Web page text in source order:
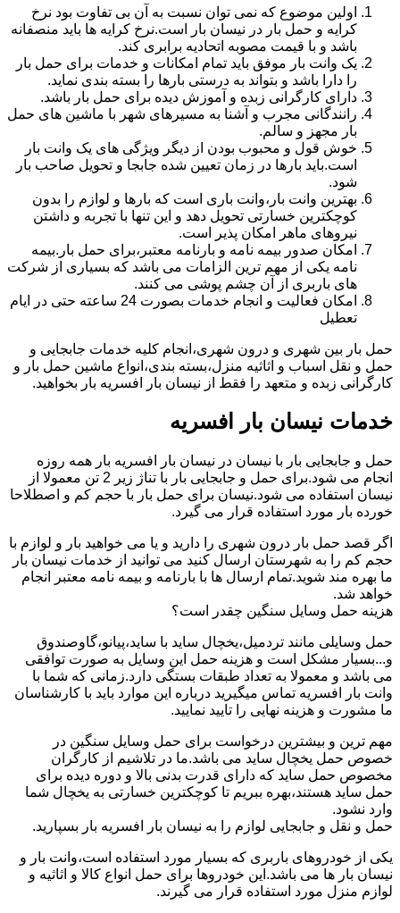
اولین موضوع که نمی توان نسبت به آن بی تفاوت بود نرخ
کرایه و حمل بار در نیسان بار است.نرخ کرایه ها باید منصفانه
باشد و با قیمت مصوبه اتحادیه برابری کند.
یک وانت بار موفق باید تمام امکانات و خدمات برای حمل بار
را دارا باشد و بتواند به درستی بارها را بسته بندی نماید.
دارای کارگرانی زبده و آموزش دیده برای حمل بار باشد.
رانندگانی مجرب و آشنا به مسیرهای شهر با ماشین های حمل
بار مجهز و سالم.
خوش قول و محبوب بودن از دیگر ویژگی های یک وانت بار
است.باید بارها در زمان تعیین شده جابجا و تحویل صاحب بار
شود.
بهترین وانت بار،وانت باری است که بارها و لوازم را بدون
کوچکترین خسارتی تحویل دهد و این تنها با تجربه و داشتن
نیروهای ماهر امکان پذیر است.
امکان صدور بیمه نامه و بارنامه معتبر،برای حمل بار.بیمه
نامه یکی از مهم ترین الزامات می باشد که بسیاری از شرکت
های باربری از آن چشم پوشی می کنند.
امکان فعالیت و انجام خدمات بصورت 24 ساعته حتی در ایام
تعطیل
حمل بار بین شهری و درون شهری،انجام کلیه خدمات جابجایی و
حمل و نقل اسباب و اثاثیه منزل،بسته بندی،انواع ماشین حمل بار و
کارگرانی زبده و متعهد را فقط از نیسان بار افسریه بار بخواهید.
خدمات نیسان بار افسریه
حمل و جابجایی بار با نیسان در نیسان بار افسریه بار همه روزه
انجام می شود.برای حمل و جابجایی بار با تناژ زیر 2 تن معمولا از
نیسان استفاده می شود.نیسان برای حمل بار با حجم کم و اصطلاحا
خورده بار مورد استفاده قرار می گیرد.
اگر قصد حمل بار درون شهری را دارید و یا می خواهید بار و لوازم با
حجم کم را به شهرستان ارسال کنید می توانید از خدمات نیسان بار
ما بهره مند شوید.تمام ارسال ها با بارنامه و بیمه نامه معتبر انجام
خواهد شد.
هزینه حمل وسایل سنگین چقدر است؟
حمل وسایلی مانند تردمیل،یخچال ساید با ساید،پیانو،گاوصندوق
و...بسیار مشکل است و هزینه حمل این وسایل به صورت توافقی
می باشد و معمولا به تعداد طبقات بستگی دارد.زمانی که شما با
وانت بار افسریه تماس میگیرید درباره این موارد باید با کارشناسان
ما مشورت و هزینه نهایی را تایید نمایید.
مهم ترین و بیشترین درخواست برای حمل وسایل سنگین در
خصوص حمل یخچال ساید می باشد.ما در تلاشیم از کارگران
مخصوص حمل ساید که دارای قدرت بدنی بالا و دوره دیده برای
حمل ساید هستند،بهره ببریم تا کوچکترین خسارتی به یخچال شما
وارد نشود.
حمل و نقل و جابجایی لوازم را به نیسان بار افسریه بار بسپارید.
یکی از خودروهای باربری که بسیار مورد استفاده است،وانت بار و
نیسان بار ها می باشد.این خودروها برای حمل انواع کالا و اثاثیه و
لوازم منزل مورد استفاده قرار می گیرند.